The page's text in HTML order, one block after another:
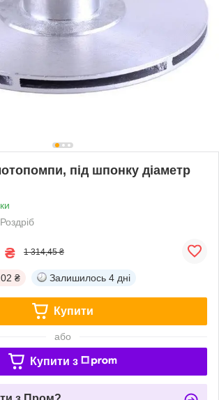
під шпонку діаметр
Роздріб
₴ 1 314,45 ₴
₴ Залишилось 4 дні
Купити
або
Купити з